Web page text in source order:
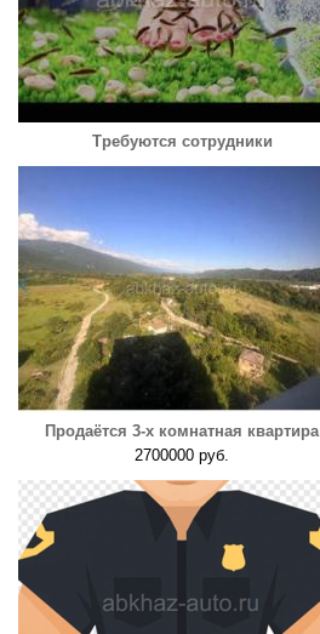
Требуются сотрудники
Продаётся 3-х комнатная квартира
2700000 руб.